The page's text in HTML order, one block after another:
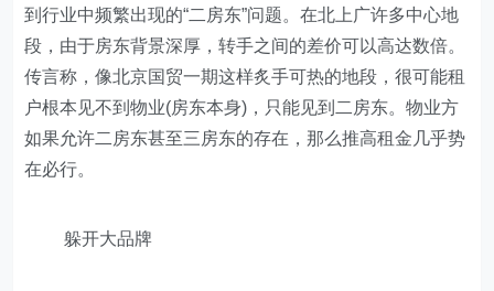
到行业中频繁出现的“二房东”问题。在北上广许多中心地
段，由于房东背景深厚，转手之间的差价可以高达数倍。
传言称，像北京国贸一期这样炙手可热的地段，很可能租
户根本见不到物业(房东本身)，只能见到二房东。物业方
如果允许二房东甚至三房东的存在，那么推高租金几乎势
在必行。
躲开大品牌